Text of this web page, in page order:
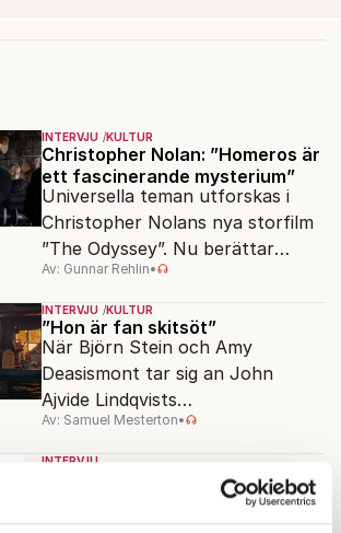
INTERVJU KULTUR
Christopher Nolan: ”Homeros är
ett fascinerande mysterium”
Universella teman utforskas i
Christopher Nolans nya storfilm
”The Odyssey”. Nu berättar
stjärnregissören om
fascinationen för Homeros
klassiska epos.
Av: Gunnar Rehlin•
INTERVJU KULTUR
”Hon är fan skitsöt”
När Björn Stein och Amy
Deasismont tar sig an John
Ajvide Lindqvists
sjöjungfruhistoria ”Sommaren
1985” korsas Saltkråkan med
Av: Samuel Mesterton•
INTERVJU
Erik Lallerstedt: ”Jag är inte
jätteroad av att visa mig”